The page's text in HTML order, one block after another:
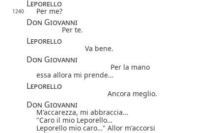
Leporello
1240 Per me?
Don Giovanni
Per te.
Leporello
Va bene.
Don Giovanni
Per la mano
essa allora mi prende…
Leporello
Ancora meglio.
Don Giovanni
M'accarezza, mi abbraccia…
"Caro il mio Leporello…
Leporello mio caro…" Allor m'accorsi